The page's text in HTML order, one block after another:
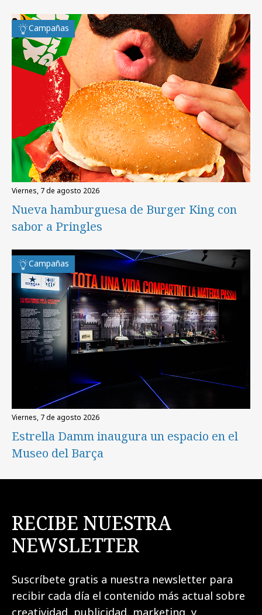
Campañas
viernes, 7 de agosto 2026
Nueva hamburguesa de Burger King con
sabor a Pringles
Campañas
viernes, 7 de agosto 2026
Estrella Damm inaugura un espacio en el
Museo del Barça
RECIBE NUESTRA
NEWSLETTER
Suscríbete gratis a nuestra newsletter para
recibir cada día el contenido más actual sobre